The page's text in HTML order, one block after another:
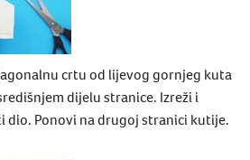
crtu od lijevog gornjeg kuta
dijelu stranice. Izreži i
dio. Ponovi na drugoj stranici kutije.